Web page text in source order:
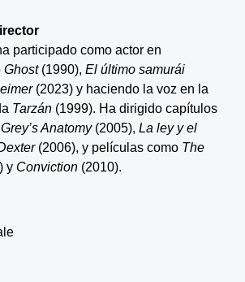
participado como actor en
Ghost(1990), El último samurái
(2023) y haciendo la voz en la
Tarzán (1999). Ha dirigido capítulos
Grey’s Anatomy (2005), La ley y el
(2006), y películas como The
y Conviction(2010).